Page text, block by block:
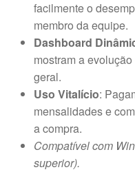
facilmente o
membro da equipe.
Dashboard
mostram a
geral.
Uso Vitalício:
mensalidades e
a compra.
Compatível com
superior).